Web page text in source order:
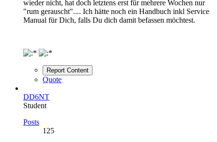
wieder nicht, hat doch letztens erst für mehrere Wochen nur
"rum gerauscht".... Ich hätte noch ein Handbuch inkl Service
Manual für Dich, falls Du dich damit befassen möchtest.
Report Content
Quote
DD6NT
Student
Posts
125